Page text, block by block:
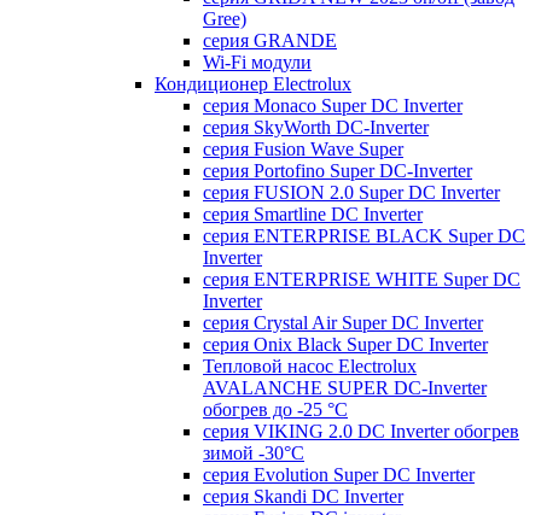
Gree)
серия GRANDE
Wi-Fi модули
Кондиционер Electrolux
серия Monaco Super DC Inverter
серия SkyWorth DC-Inverter
серия Fusion Wave Super
серия Portofino Super DC-Inverter
серия FUSION 2.0 Super DC Іnverter
серия Smartline DC Inverter
серия ENTERPRISE BLACK Super DC
Inverter
серия ENTERPRISE WHITE Super DC
Inverter
серия Crystal Air Super DC Inverter
серия Onix Black Super DC Inverter
Тепловой насос Electrolux
AVALANCHE SUPER DC-Inverter
обогрев до -25 °С
серия VIKING 2.0 DC Inverter обогрев
зимой -30°С
серия Evolution Super DC Inverter
серия Skandi DC Inverter